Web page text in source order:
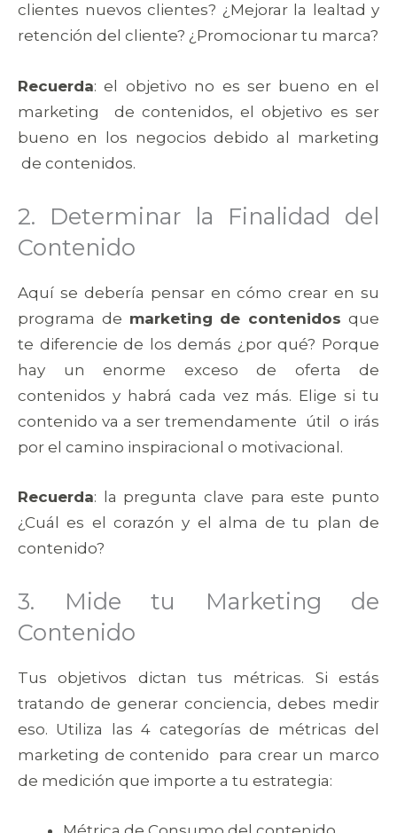
clientes nuevos clientes? ¿Mejorar la lealtad y
retención del cliente? ¿Promocionar tu marca?
Recuerda: el objetivo no es ser bueno en el
marketing de contenidos, el objetivo es ser
bueno en los negocios debido al marketing
de contenidos.
2. Determinar la Finalidad del
Contenido
Aquí se debería pensar en cómo crear en su
programa de marketing de contenidos que
te diferencie de los demás ¿por qué? Porque
hay un enorme exceso de oferta de
contenidos y habrá cada vez más. Elige si tu
contenido va a ser tremendamente útil o irás
por el camino inspiracional o motivacional.
Recuerda: la pregunta clave para este punto
¿Cuál es el corazón y el alma de tu plan de
contenido?
3. Mide tu Marketing de
Contenido
Tus objetivos dictan tus métricas. Si estás
tratando de generar conciencia, debes medir
eso. Utiliza las 4 categorías de métricas del
marketing de contenido para crear un marco
de medición que importe a tu estrategia: